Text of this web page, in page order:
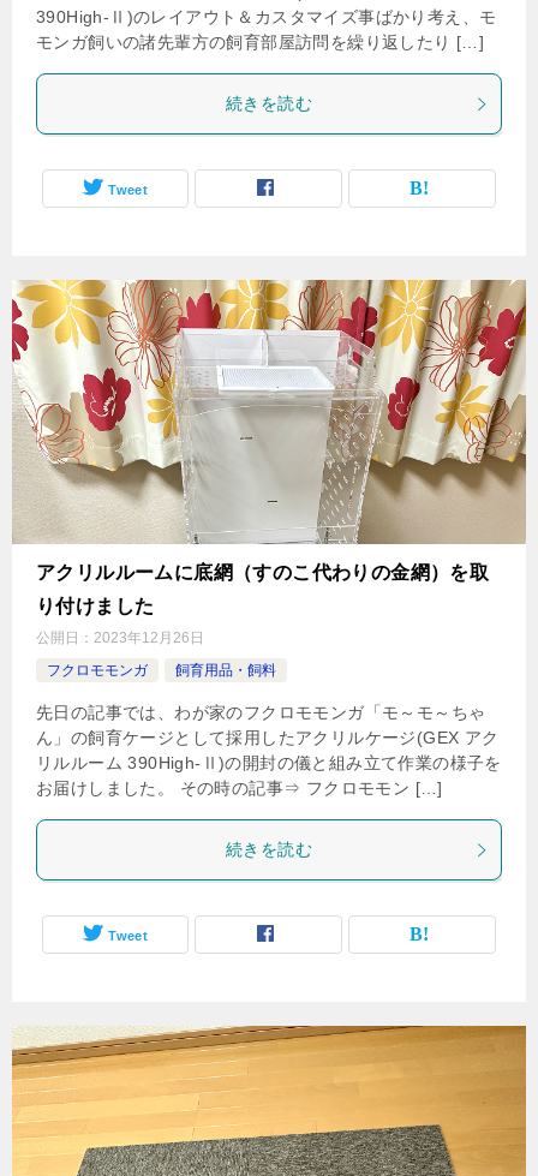
390High-Ⅱ)のレイアウト＆カスタマイズ事ばかり考え、モ
モンガ飼いの諸先輩方の飼育部屋訪問を繰り返したり […]
続きを読む
Tweet
アクリルルームに底網（すのこ代わりの金網）を取
り付けました
公開日： 2023年12月26日
フクロモモンガ
飼育用品・飼料
先日の記事では、わが家のフクロモモンガ「モ～モ～ちゃ
ん」の飼育ケージとして採用したアクリルケージ(GEX アク
リルルーム 390High-Ⅱ)の開封の儀と組み立て作業の様子を
お届けしました。 その時の記事⇒ フクロモモン […]
続きを読む
Tweet